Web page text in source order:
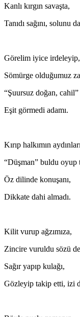
Kanlı
Tanıdı
Görelim
Sömürge olduğumuz
“Şuursuz
Eşit
Kırıp
“Düşman” buldu oyup
Öz dilinde konuşanı,
Dikkate dahi almadı.
Kilit vurup ağzımıza,
Zincire vuruldu sözü
Sağır yapıp kulağı,
Gözleyip takip etti,